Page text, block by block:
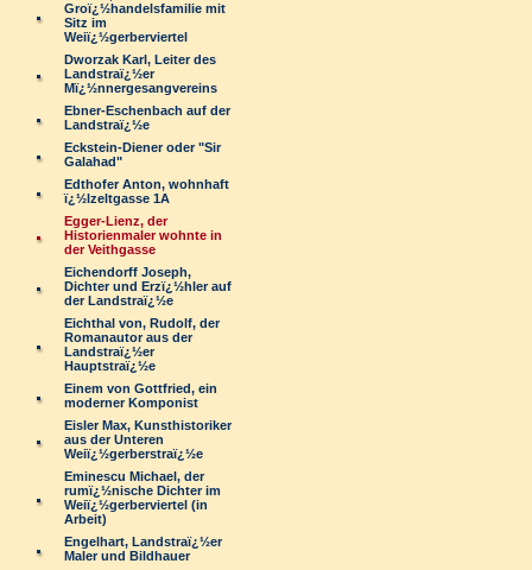
Groï¿½handelsfamilie mit
Sitz im
Weiï¿½gerberviertel
Dworzak Karl, Leiter des
Landstraï¿½er
Mï¿½nnergesangvereins
Ebner-Eschenbach auf der
Landstraï¿½e
Eckstein-Diener oder "Sir
Galahad"
Edthofer Anton, wohnhaft
ï¿½lzeltgasse 1A
Egger-Lienz, der
Historienmaler wohnte in
der Veithgasse
Eichendorff Joseph,
Dichter und Erzï¿½hler auf
der Landstraï¿½e
Eichthal von, Rudolf, der
Romanautor aus der
Landstraï¿½er
Hauptstraï¿½e
Einem von Gottfried, ein
moderner Komponist
Eisler Max, Kunsthistoriker
aus der Unteren
Weiï¿½gerberstraï¿½e
Eminescu Michael, der
rumï¿½nische Dichter im
Weiï¿½gerberviertel (in
Arbeit)
Engelhart, Landstraï¿½er
Maler und Bildhauer